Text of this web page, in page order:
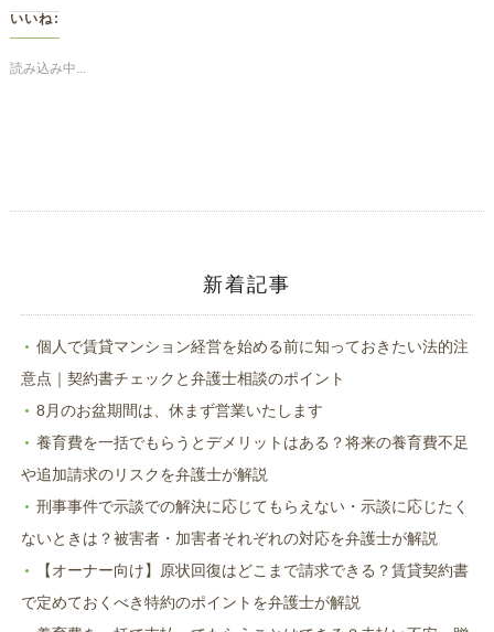
し
て
Twitter
共
有
開 し
開
ま
す)
いいね:
読み込み中...
新着記事
個人で賃貸マンション経営を始める前に知っておきたい法的注
意点｜契約書チェックと弁護士相談のポイント
8月のお盆期間は、休まず営業いたします
養育費を一括でもらうとデメリットはある？将来の養育費不足
や追加請求のリスクを弁護士が解説
刑事事件で示談での解決に応じてもらえない・示談に応じたく
ないときは？被害者・加害者それぞれの対応を弁護士が解説
【オーナー向け】原状回復はどこまで請求できる？賃貸契約書
で定めておくべき特約のポイントを弁護士が解説